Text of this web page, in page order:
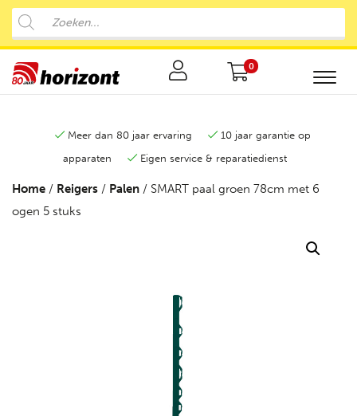
0
Meer dan 80 jaar ervaring
10 jaar garantie op
apparaten
Eigen service & reparatiedienst
Home / Reigers / Palen / SMART paal groen 78cm met 6
ogen 5 stuks